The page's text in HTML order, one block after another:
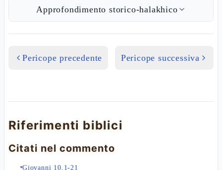
Approfondimento storico-halakhico
Pericope precedente Pericope successiva
Riferimenti biblici
Citati nel commento
Giovanni 10,1-21